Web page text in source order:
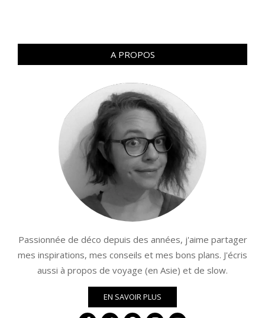
A PROPOS
Passionnée de déco depuis des années, j'aime partager
mes inspirations, mes conseils et mes bons plans. J'écris
aussi à propos de voyage (en Asie) et de slow.
EN SAVOIR PLUS